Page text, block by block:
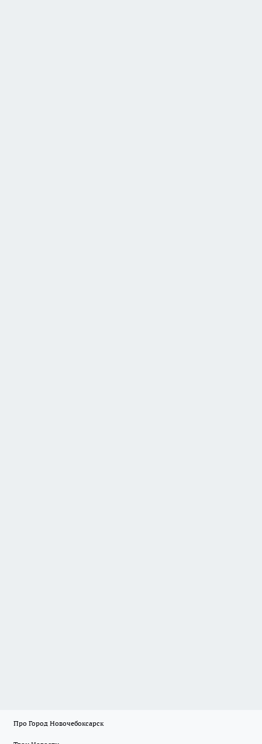
Про Город Новочебоксарск